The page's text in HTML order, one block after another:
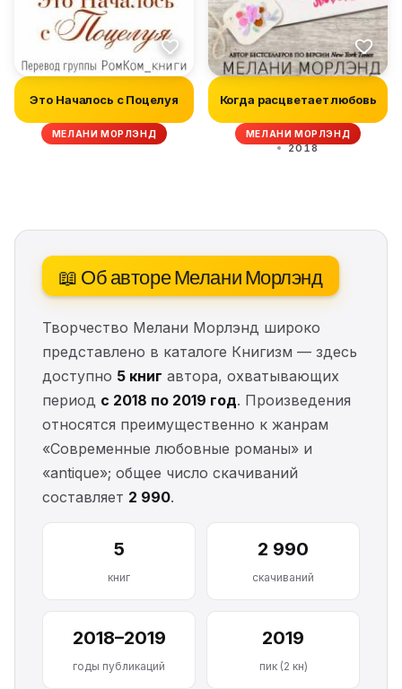
Это Началось с Поцелуя
МЕЛАНИ МОРЛЭНД
Когда расцветает любовь
МЕЛАНИ МОРЛЭНД
2018
📖 Об авторе Мелани Морлэнд
Творчество Мелани Морлэнд широко
представлено в каталоге Книгизм — здесь
доступно 5 книг автора, охватывающих
период с 2018 по 2019 год. Произведения
относятся преимущественно к жанрам
«Современные любовные романы» и
«antique»; общее число скачиваний
составляет 2 990.
5
книг
2 990
скачиваний
2018–2019
годы публикаций
2019
пик (2 кн)